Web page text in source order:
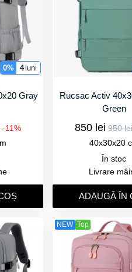
0% 4 luni
Gray
-11%
Rucsac Activ
Green
850 lei 950 lei
40x30x20
În stoc
Livrare
ADAUGǍ ÎN
NEW Top